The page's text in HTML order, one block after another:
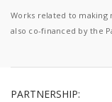
Works related to making
also co-financed by the
PARTNERSHIP: